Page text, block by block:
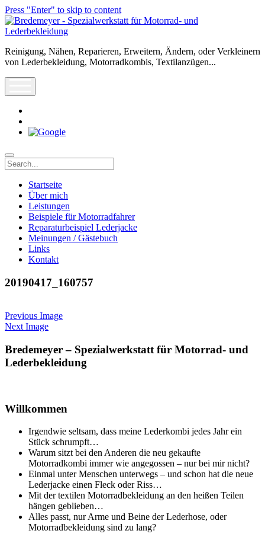
Press "Enter" to skip to content
Bredemeyer
-
für
Motorrad-
Reinigung, Nähen, Reparieren, Erweitern, Ändern, oder Verkleinern
von Lederbekleidung, Motorradkombis, Textilanzügen...
reparatur.de
Search
Startseite
Über mich
Leistungen
Beispiele für Motorradfahrer
Reparaturbeispiel Lederjacke
Meinungen / Gästebuch
Links
Kontakt
20190417_160757
Previous Image
Next Image
Sidebar
Bredemeyer – Spezialwerkstatt für Motorrad- und
Lederbekleidung
Willkommen
Irgendwie seltsam, dass meine Lederkombi jedes Jahr ein
Stück schrumpft…
Warum sitzt bei den Anderen die neu gekaufte
Motorradkombi immer wie angegossen – nur bei mir nicht?
Einmal unter Menschen unterwegs – und schon hat die neue
Lederjacke einen Fleck oder Riss…
Mit der textilen Motorradbekleidung an den heißen Teilen
hängen geblieben…
Alles passt, nur Arme und Beine der Lederhose, oder
Motorradbekleidung sind zu lang?